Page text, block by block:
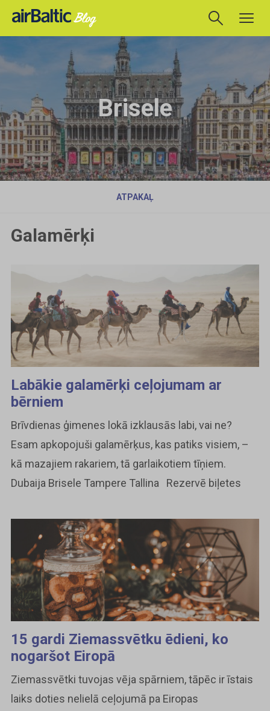
Brisele
ATPAKAĻ
Galamērķi
Labākie galamērķi ceļojumam ar
bērniem
Brīvdienas ģimenes lokā izklausās labi, vai ne?
Esam apkopojuši galamērķus, kas patiks visiem, –
kā mazajiem rakariem, tā garlaikotiem tīņiem.
Dubaija Brisele Tampere Tallina Rezervē biļetes
15 gardi Ziemassvētku ēdieni, ko
nogaršot Eiropā
Ziemassvētki tuvojas vēja spārniem, tāpēc ir īstais
laiks doties nelielā ceļojumā pa Eiropas